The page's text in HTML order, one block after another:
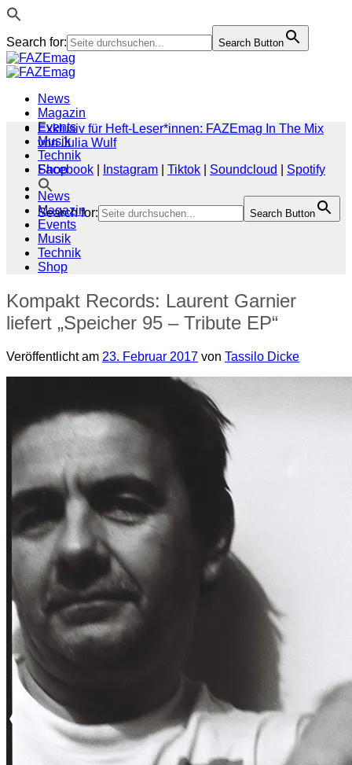
Search for: Search Button
Zum
Inhalt
News
Magazin
Events
Musik
Technik
Shop
Search for: Search Button
Exklusiv für Heft-Leser*innen: FAZEmag In The Mix
von Julia Wulf
Facebook
Instagram Tiktok Soundcloud
Spotify
News
Magazin
Events
Musik
Technik
Shop
Kompakt Records: Laurent Garnier
liefert „Speicher 95 – Tribute EP“
Veröffentlicht am 23. Februar 2017 von Tassilo Dicke